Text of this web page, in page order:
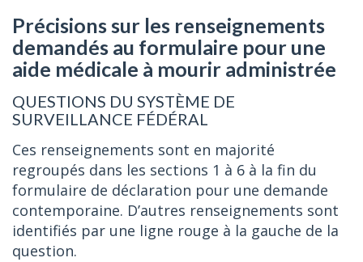
Précisions sur les renseignements
demandés au formulaire pour une
aide médicale à mourir administrée
QUESTIONS DU SYSTÈME DE
SURVEILLANCE FÉDÉRAL
Ces renseignements sont en majorité
regroupés dans les sections 1 à 6 à la fin du
formulaire de déclaration pour une demande
contemporaine. D’autres renseignements sont
identifiés par une ligne rouge à la gauche de la
question.